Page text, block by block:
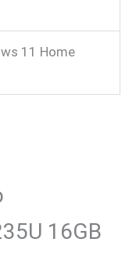
11 Home
16GB